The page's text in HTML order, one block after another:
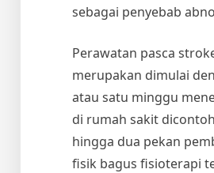
sebagai penyebab
Perawatan pasca
merupakan dimulai
atau satu minggu
di rumah sakit
hingga dua pekan
fisik bagus fisioterapi